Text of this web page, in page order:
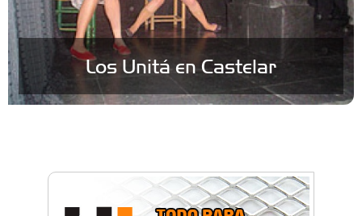
Los Unitá en Castelar